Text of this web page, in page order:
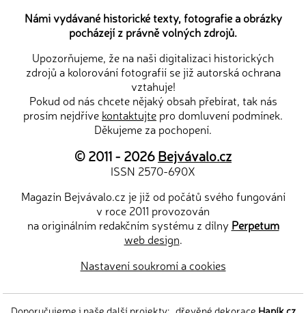
Námi vydávané historické texty, fotografie a obrázky
pocházejí z právně volných zdrojů.
Upozorňujeme, že na naši digitalizaci historických
zdrojů a kolorování fotografií se již autorská ochrana
vztahuje!
Pokud od nás chcete nějaký obsah přebírat, tak nás
prosím nejdříve kontaktujte pro domluvení podmínek.
Děkujeme za pochopení.
© 2011 - 2026Bejvávalo.cz
ISSN 2570-690X
Magazín Bejvávalo.cz je již od počátů svého fungování
v roce 2011 provozován
na originálním redakčním systému z dílny Perpetum
web design.
Nastavení soukromí a cookies